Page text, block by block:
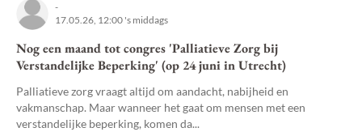
-
17.05.26, 12:00 's middags
Nog een maand tot congres 'Palliatieve Zorg bij
Verstandelijke Beperking' (op 24 juni in Utrecht)
Palliatieve zorg vraagt altijd om aandacht, nabijheid en
vakmanschap. Maar wanneer het gaat om mensen met een
verstandelijke beperking, komen da...